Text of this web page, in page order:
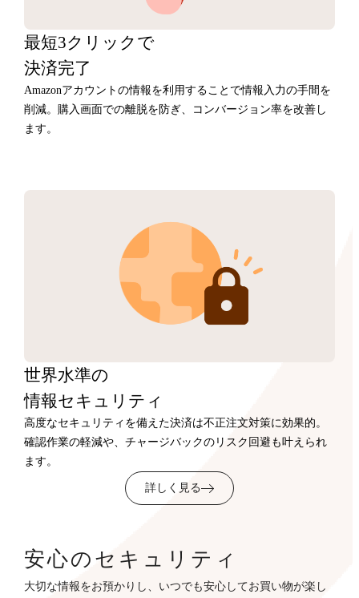
最短3クリックで
決済完了
Amazonアカウントの情報を利用することで情報入力の手間を
削減。購入画面での離脱を防ぎ、コンバージョン率を改善し
ます。
世界水準の
情報セキュリティ
高度なセキュリティを備えた決済は不正注文対策に効果的。
確認作業の軽減や、チャージバックのリスク回避も叶えられ
ます。
詳しく見る
安心のセキュリティ
大切な情報をお預かりし、いつでも安心してお買い物が楽し